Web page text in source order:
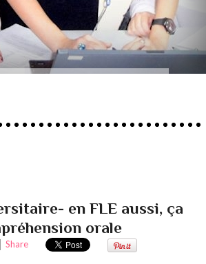
en FLE aussi, ça
orale
Share